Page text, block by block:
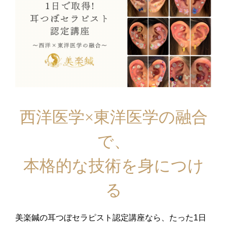
西洋医学×東洋医学の融合
で、
本格的な技術を身につけ
る
美楽鍼の耳つぼセラピスト認定講座なら、たった1日